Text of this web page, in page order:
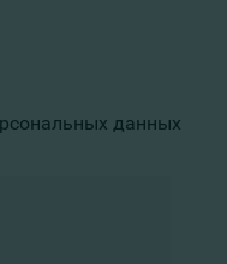
данных